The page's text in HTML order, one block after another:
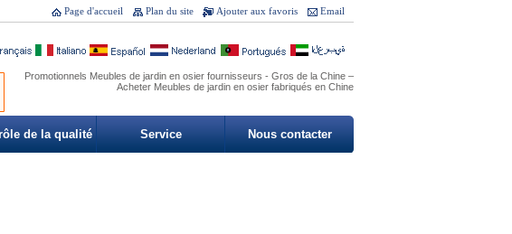
Email
Ajouter aux favoris
Plan du site
Page d'accueil
Promotionnels Meubles de jardin en osier fournisseurs - Gros de la Chine –
Acheter Meubles de jardin en osier fabriqués en Chine
de la qualité Service Nous contacter